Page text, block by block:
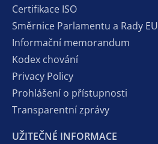
Certifikace ISO
Směrnice Parlamentu a Rady EU
Informační memorandum
Kodex chování
Privacy Policy
Prohlášení o přístupnosti
Transparentní zprávy
UŽITEČNÉ INFORMACE